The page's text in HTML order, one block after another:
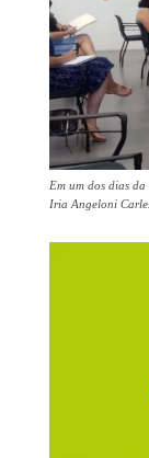
Em um dos dias
Iria Angeloni